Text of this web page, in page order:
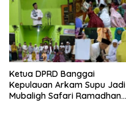
Ketua DPRD Banggai
Kepulauan Arkam Supu Jadi
Mubaligh Safari Ramadhan